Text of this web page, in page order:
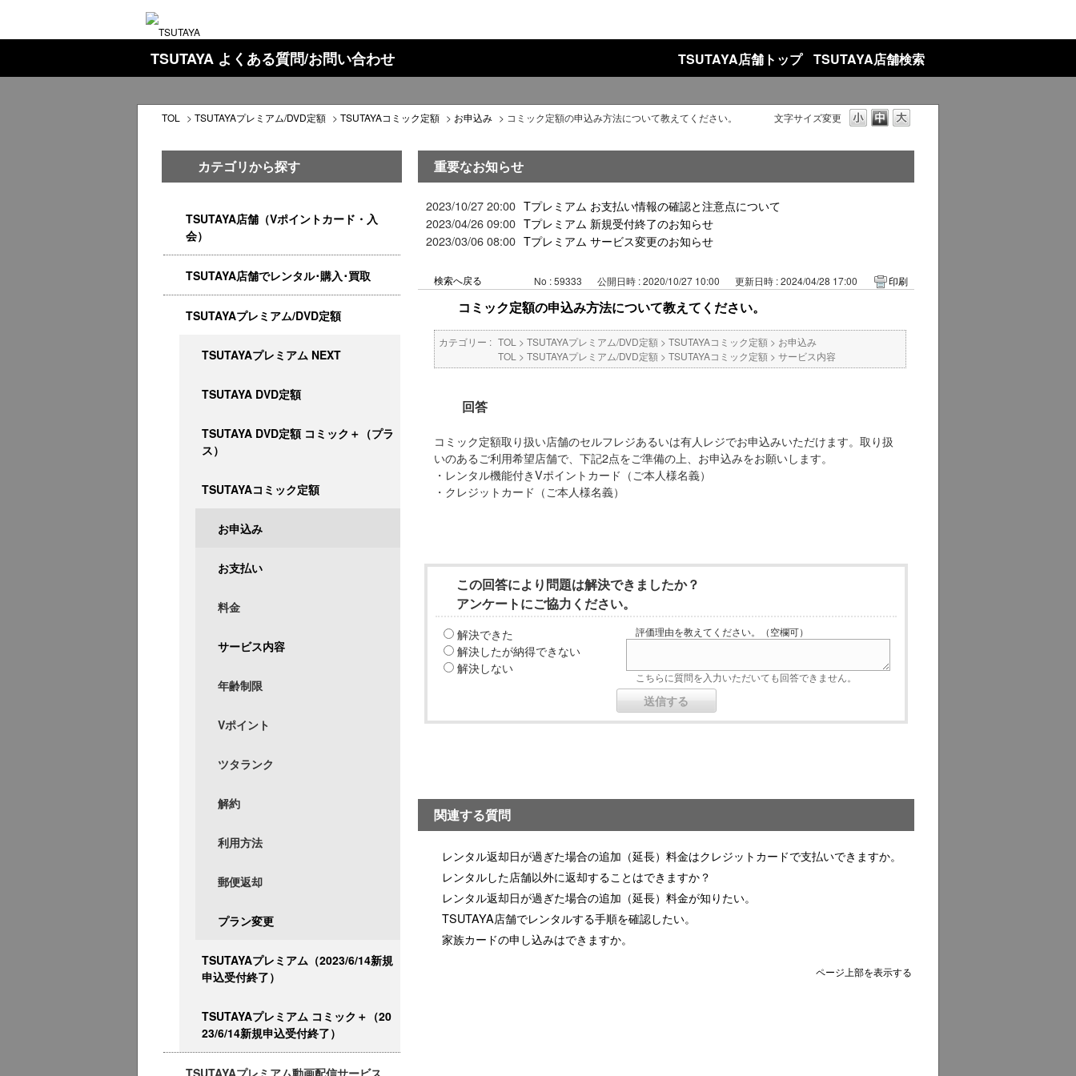
TSUTAYA よくある質問/お問い合わせ TSUTAYA店舗トップ TSUTAYA店舗検索
文字サイズ変更
TOL > TSUTAYAプレミアム/DVD定額 > TSUTAYAコミック定額 > お申込み > コミック定額の申込み方法について教えてください。
カテゴリから探す
TSUTAYA店舗（Vポイントカード・入
会）
TSUTAYA店舗でレンタル･購入･買取
TSUTAYAプレミアム/DVD定額
TSUTAYAプレミアム NEXT
TSUTAYA DVD定額
TSUTAYA DVD定額 コミック＋（プラ
ス）
TSUTAYAコミック定額
お申込み
お支払い
料金
サービス内容
年齢制限
Vポイント
ツタランク
解約
利用方法
郵便返却
プラン変更
TSUTAYAプレミアム（2023/6/14新規
申込受付終了）
TSUTAYAプレミアム コミック＋（20
23/6/14新規申込受付終了）
TSUTAYAプレミアム動画配信サービス
重要なお知らせ
2023/10/27 20:00 Tプレミアム お支払い情報の確認と注意点について
2023/04/26 09:00 Tプレミアム 新規受付終了のお知らせ
2023/03/06 08:00 Tプレミアム サービス変更のお知らせ
検索へ戻る No : 59333 公開日時 : 2020/10/27 10:00 更新日時 : 2024/04/28 17:00 印刷
コミック定額の申込み方法について教えてください。
カテゴリー : TOL > TSUTAYAプレミアム/DVD定額 > TSUTAYAコミック定額 > お申込み
TOL > TSUTAYAプレミアム/DVD定額 > TSUTAYAコミック定額 > サービス内容
回答
コミック定額取り扱い店舗のセルフレジあるいは有人レジでお申込みいただけます。取り扱
いのあるご利用希望店舗で、下記2点をご準備の上、お申込みをお願いします。
・レンタル機能付きVポイントカード（ご本人様名義）
・クレジットカード（ご本人様名義）
この回答により問題は解決できましたか？
アンケートにご協力ください。
解決できた
解決したが納得できない
解決しない
評価理由を教えてください。（空欄可）
こちらに質問を入力いただいても回答できません。
関連する質問
レンタル返却日が過ぎた場合の追加（延長）料金はクレジットカードで支払いできますか。
レンタルした店舗以外に返却することはできますか？
レンタル返却日が過ぎた場合の追加（延長）料金が知りたい。
TSUTAYA店舗でレンタルする手順を確認したい。
家族カードの申し込みはできますか。
ページ上部を表示する